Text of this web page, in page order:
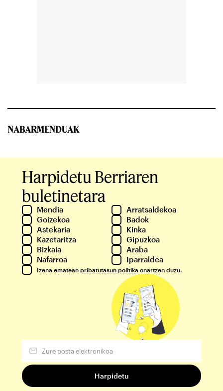
NABARMENDUAK
Harpidetu Berriaren
buletinetara
Mendia
Arratsaldekoa
Goizekoa
Badok
Astekaria
Kinka
Kazetaritza
Gipuzkoa
Bizkaia
Araba
Nafarroa
Iparraldea
Izena ematean pribatutasun politika onartzen duzu.